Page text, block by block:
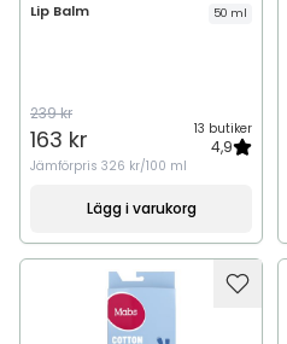
Lip Balm 50 ml
239 kr
163 kr 13 butiker
4,9
Jämförpris 326 kr/100 ml
Lägg i varukorg